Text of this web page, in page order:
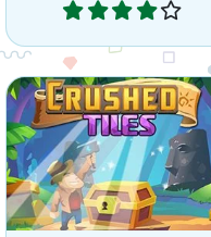
Crushed Tiles
raya, colapsa fichas y
alcanzar los objetivos.
Jugar